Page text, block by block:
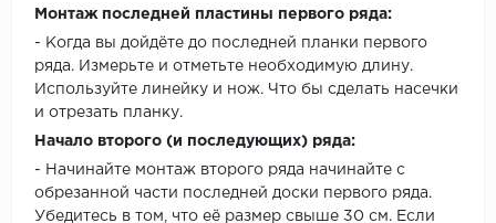
Монтаж последней пластины первого ряда:
- Когда вы дойдёте до последней планки первого
ряда. Измерьте и отметьте необходимую длину.
Используйте линейку и нож. Что бы сделать насечки
и отрезать планку.
Начало второго (и последующих) ряда:
- Начинайте монтаж второго ряда начинайте с
обрезанной части последней доски первого ряда.
Убедитесь в том, что её размер свыше 30 см. Если